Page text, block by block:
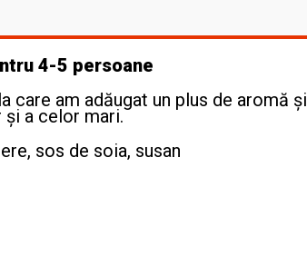
4-5 persoane
care am adăugat un plus de aromă și
a celor mari.
sos de soia, susan